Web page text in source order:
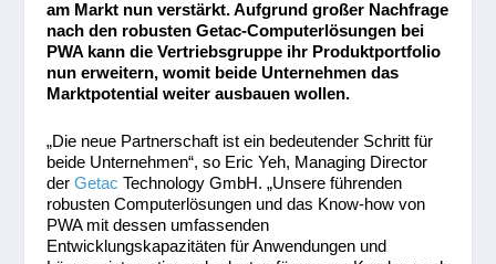
am Markt nun verstärkt. Aufgrund großer Nachfrage
nach den robusten Getac-Computerlösungen bei
PWA kann die Vertriebsgruppe ihr Produktportfolio
nun erweitern, womit beide Unternehmen das
Marktpotential weiter ausbauen wollen.
„Die neue Partnerschaft ist ein bedeutender Schritt für
beide Unternehmen“, so Eric Yeh, Managing Director
derGetac Technology GmbH. „Unsere führenden
robusten Computerlösungen und das Know-how von
PWA mit dessen umfassenden
Entwicklungskapazitäten für Anwendungen und